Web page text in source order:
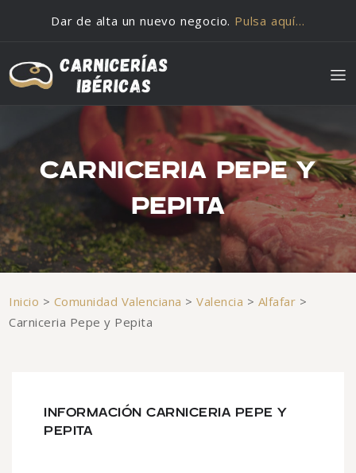
Dar de alta un nuevo negocio. Pulsa aquí…
CARNICERIA PEPE Y
PEPITA
Inicio > Comunidad Valenciana >Valencia > Alfafar >
Carniceria Pepe y Pepita
INFORMACIÓN CARNICERIA PEPE Y
PEPITA